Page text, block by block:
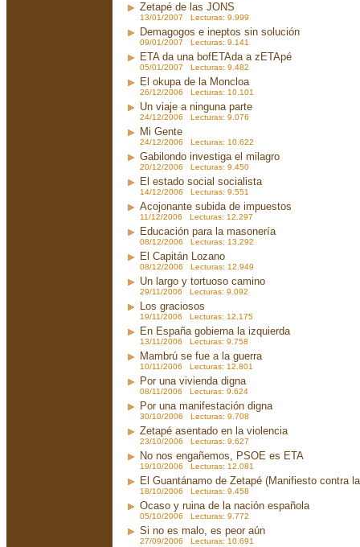
Zetapé de las JONS
13/01/2007 Lecturas: 9.999
Demagogos e ineptos sin solución
09/01/2007 Lecturas: 9.141
ETA da una bofETAda a zETApé
05/01/2007 Lecturas: 9.482
El okupa de la Moncloa
26/12/2006 Lecturas: 10.101
Un viaje a ninguna parte
24/12/2006 Lecturas: 9.076
Mi Gente
24/12/2006 Lecturas: 10.622
Gabilondo investiga el milagro
20/12/2006 Lecturas: 9.450
El estado social socialista
14/12/2006 Lecturas: 9.551
Acojonante subida de impuestos
11/12/2006 Lecturas: 12.297
Educación para la masonería
08/12/2006 Lecturas: 13.292
El Capitán Lozano
08/12/2006 Lecturas: 12.949
Un largo y tortuoso camino
29/11/2006 Lecturas: 9.092
Los graciosos
19/11/2006 Lecturas: 12.175
En España gobierna la izquierda
13/11/2006 Lecturas: 9.758
Mambrú se fue a la guerra
10/11/2006 Lecturas: 12.801
Por una vivienda digna
08/11/2006 Lecturas: 9.624
Por una manifestación digna
30/10/2006 Lecturas: 9.708
Zetapé asentado en la violencia
23/10/2006 Lecturas: 9.627
No nos engañemos, PSOE es ETA
19/10/2006 Lecturas: 12.081
El Guantánamo de Zetapé (Manifiesto contra
18/10/2006 Lecturas: 9.458
Ocaso y ruina de la nación española
05/10/2006 Lecturas: 9.772
Si no es malo, es peor aún
27/09/2006 Lecturas: 10.691